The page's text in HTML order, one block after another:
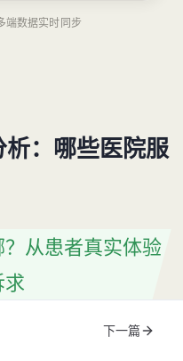
端数据实时同步
：哪些医院服
从患者真实体验
求
，当拿到癌症诊断书需要
下一篇